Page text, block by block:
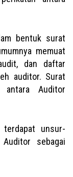
bentuk surat
memuat
dan daftar
auditor. Surat
antara Auditor
terdapat unsur-
sebagai